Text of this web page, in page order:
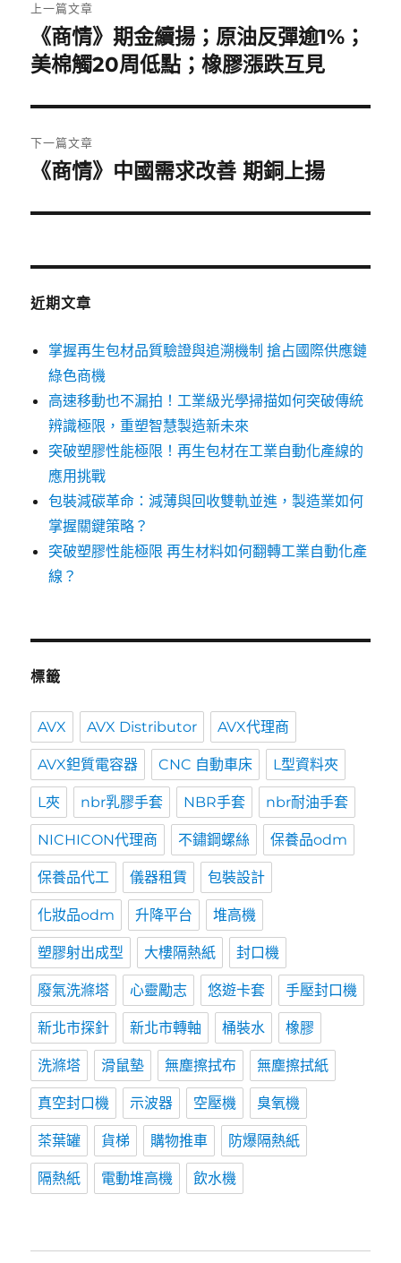
章
導
覽
上一篇文章
上
一
文
章:
《商情》期金續揚；原油反彈逾1%；
美棉觸20周低點；橡膠漲跌互見
下一篇文章
下
篇
章:
《商情》中國需求改善 期銅上揚
近期文章
掌握再生包材品質驗證與追溯機制 搶占國際供應鏈
綠色商機
高速移動也不漏拍！工業級光學掃描如何突破傳統
辨識極限，重塑智慧製造新未來
突破塑膠性能極限！再生包材在工業自動化產線的
應用挑戰
包裝減碳革命：減薄與回收雙軌並進，製造業如何
掌握關鍵策略？
突破塑膠性能極限 再生材料如何翻轉工業自動化產
線？
標籤
AVX AVX Distributor AVX代理商
AVX鉭質電容器 CNC 自動車床 L型資料夾
L夾 nbr乳膠手套 NBR手套 nbr耐油手套
NICHICON代理商 不鏽鋼螺絲 保養品odm
保養品代工 儀器租賃 包裝設計
化妝品odm 升降平台 堆高機
塑膠射出成型 大樓隔熱紙 封口機
廢氣洗滌塔 心靈勵志 悠遊卡套 手壓封口機
新北市探針 新北市轉軸 桶裝水 橡膠
洗滌塔 滑鼠墊 無塵擦拭布 無塵擦拭紙
真空封口機 示波器 空壓機 臭氧機
茶葉罐 貨梯 購物推車 防爆隔熱紙
隔熱紙 電動堆高機 飲水機